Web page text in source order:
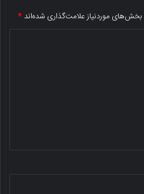
بخش‌های موردنیاز علامت‌گذاری شده‌اند*